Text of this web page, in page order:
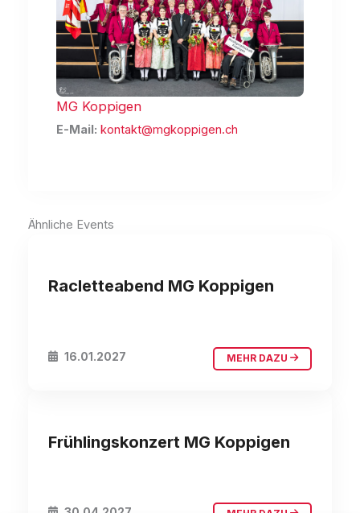
MG Koppigen
E-Mail: kontakt@mgkoppigen.ch
Ähnliche Events
Racletteabend MG Koppigen
16.01.2027 MEHR DAZU
Frühlingskonzert MG Koppigen